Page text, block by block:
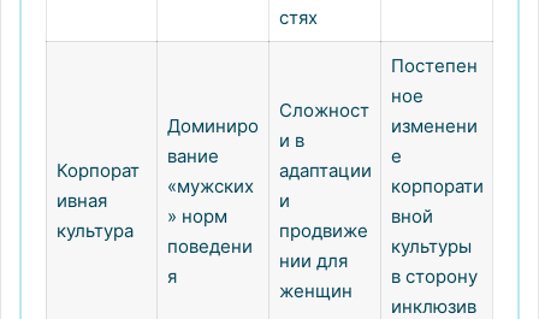
стях
Корпорат
ивная
культура
Доминиро
вание
«мужских
» норм
поведени
я
Сложност
и в
адаптации
и
продвиже
нии для
женщин
Постепен
ное
изменени
е
корпорати
вной
культуры
в сторону
инклюзив